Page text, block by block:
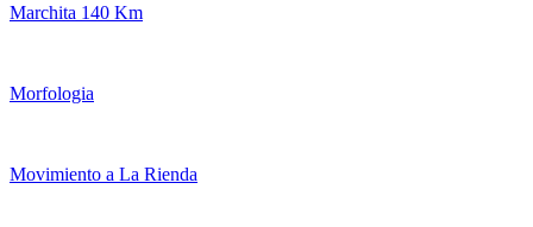
Marchita 140 Km
Morfologia
Movimiento a La Rienda